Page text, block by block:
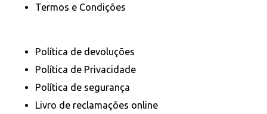
Termos e Condições
Política de devoluções
Política de Privacidade
Política de segurança
Livro de reclamações online